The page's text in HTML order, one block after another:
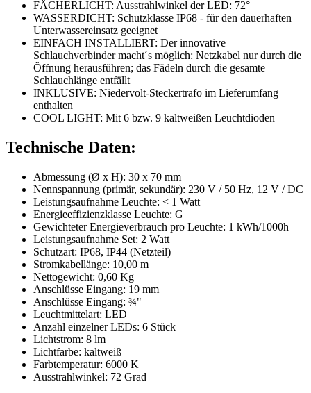
FÄCHERLICHT​​: Ausstrahlwinkel der LED: 72°
WASSERDICHT​​: Schutzklasse IP68 - für den dauerhaften
Unterwassereinsatz geeignet
EINFACH INSTALLIERT​​: Der innovative
Schlauchverbinder macht´s möglich: Netzkabel nur durch die
Öffnung herausführen; das Fädeln durch die gesamte
Schlauchlänge entfällt
INKLUSIVE​​: Niedervolt-Steckertrafo im Lieferumfang
enthalten
COOL LIGHT​​: Mit 6 bzw. 9 kaltweißen Leuchtdioden
Technische Daten:
Abmessung (Ø x H): 30 x 70 mm
Nennspannung (primär, sekundär): 230 V / 50 Hz, 12 V / DC
Leistungsaufnahme Leuchte: < 1 Watt
Energieeffizienzklasse Leuchte: G
Gewichteter Energieverbrauch pro Leuchte: 1 kWh/1000h
Leistungsaufnahme Set: 2 Watt
Schutzart: IP68, IP44 (Netzteil)
Stromkabellänge: 10,00 m
Nettogewicht: 0,60 Kg
Anschlüsse Eingang: 19 mm
Anschlüsse Eingang: ¾"
Leuchtmittelart: LED
Anzahl einzelner LEDs: 6 Stück
Lichtstrom: 8 lm
Lichtfarbe: kaltweiß
Farbtemperatur: 6000 K
Ausstrahlwinkel: 72 Grad